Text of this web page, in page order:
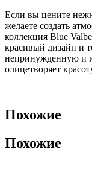
Если вы цените
желаете создать
коллекция Blue
красивый дизайн и
непринужденную и
олицетворяет
Похожие
Похожие